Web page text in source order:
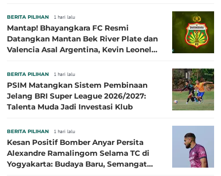
BERITA PILIHAN 1 hari lalu
Mantap! Bhayangkara FC Resmi
Datangkan Mantan Bek River Plate dan
Valencia Asal Argentina, Kevin Leonel
BERITA PILIHAN 1 hari lalu
PSIM Matangkan Sistem Pembinaan
Jelang BRI Super League 2026/2027:
Talenta Muda Jadi Investasi Klub
BERITA PILIHAN 1 hari lalu
Kesan Positif Bomber Anyar Persita
Alexandre Ramalingom Selama TC di
Yogyakarta: Budaya Baru, Semangat